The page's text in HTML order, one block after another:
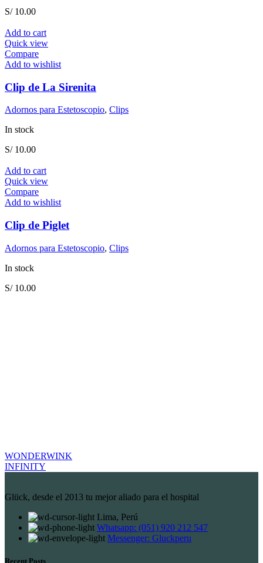
S/10.00
Add to cart
Quick view
Compare
Add to wishlist
Clip de La Sirenita
Adornos para Estetoscopio, Clips
In stock
S/10.00
Add to cart
Quick view
Compare
Add to wishlist
Clip de Piglet
Adornos para Estetoscopio, Clips
In stock
S/10.00
WONDERWINK
INFINITY
Glück, desde el 2013 tu mejor aliado para el hospital
Lima, Perú
Whatsapp: (051) 920 212 547
Messenger: Gluckperu
Recent Posts